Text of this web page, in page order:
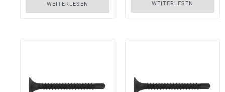
WEITERLESEN WEITERLESEN